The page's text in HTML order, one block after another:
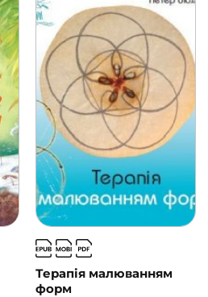
Терапія малюванням
форм